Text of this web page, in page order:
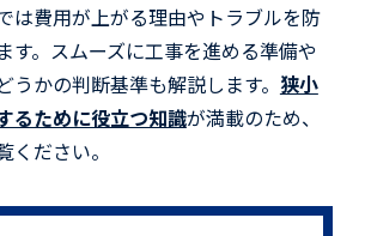
は費用が上がる理由やトラブルを防
す。スムーズに工事を進める準備や
うかの判断基準も解説します。 狭小
るために役立つ知識が満載のため、
ください。